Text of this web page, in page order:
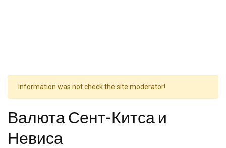
Information was not check the site moderator!
Валюта Сент-Китса и
Невиса